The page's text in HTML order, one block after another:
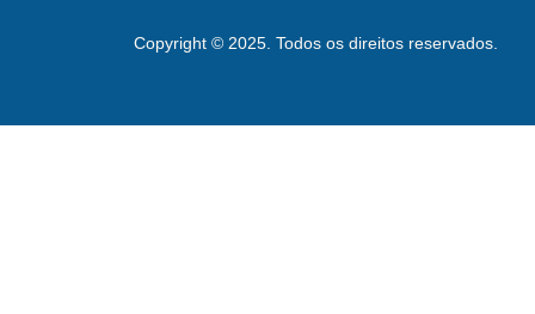
Copyright © 2025. Todos os direitos reservados.